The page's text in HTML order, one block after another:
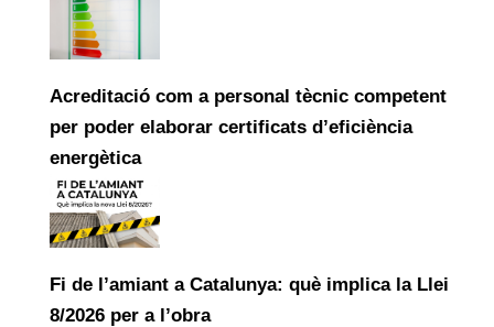
Acreditació com a personal tècnic competent
per poder elaborar certificats d’eficiència
energètica
Fi de l’amiant a Catalunya: què implica la Llei
8/2026 per a l’obra